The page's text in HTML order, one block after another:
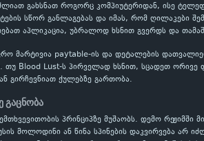
გახსნათ როგორც კომპიუტერიდან, ისე
სწორ განლაგებას და იმას, რომ ღილაკები
აპლიკაცია, უბრალოდ ხსნით გვერდს და
მარტივია paytable-ის და დეტალების
თუ Blood Lust-ს პირველად ხსნით, სცადეთ ორივე
გირჩევნიათ ქულებზე გართობა.
გაცნობა
პრინციპზე მუშაობს. დემო
მოლოდინი ან წინა სპინების დაკვირვება არ